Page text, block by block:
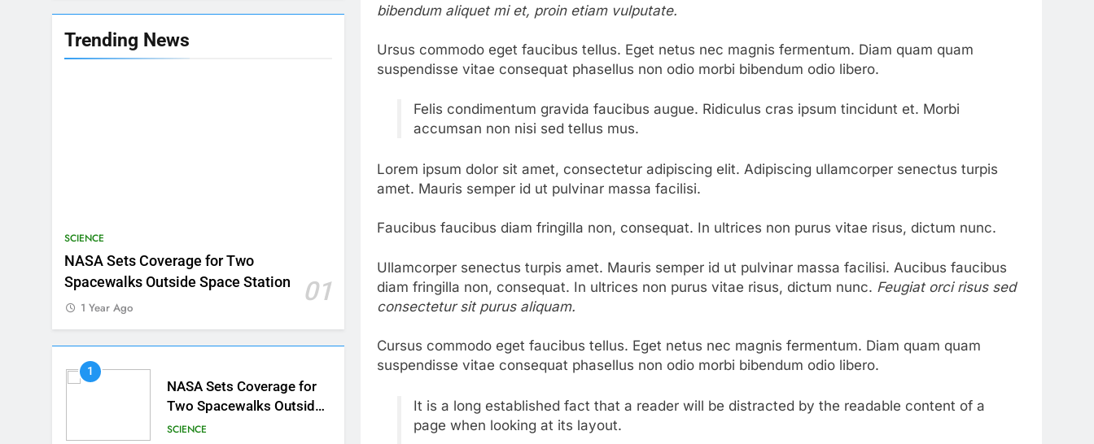
Trending News
SCIENCE
NASA Sets Coverage for Two
Spacewalks Outside Space Station
01
1 Year Ago
1
NASA Sets Coverage for
Two Spacewalks Outside
Space Station
SCIENCE
bibendum aliquet mi et, proin etiam vulputate.
Ursus commodo eget faucibus tellus. Eget netus nec magnis fermentum. Diam quam quam
suspendisse vitae consequat phasellus non odio morbi bibendum odio libero.
Felis condimentum gravida faucibus augue. Ridiculus cras ipsum tincidunt et. Morbi
accumsan non nisi sed tellus mus.
Lorem ipsum dolor sit amet, consectetur adipiscing elit. Adipiscing ullamcorper senectus turpis
amet. Mauris semper id ut pulvinar massa facilisi.
Faucibus faucibus diam fringilla non, consequat. In ultrices non purus vitae risus, dictum nunc.
Ullamcorper senectus turpis amet. Mauris semper id ut pulvinar massa facilisi. Aucibus faucibus
diam fringilla non, consequat. In ultrices non purus vitae risus, dictum nunc. Feugiat orci risus sed
consectetur sit purus aliquam.
Cursus commodo eget faucibus tellus. Eget netus nec magnis fermentum. Diam quam quam
suspendisse vitae consequat phasellus non odio morbi bibendum odio libero.
It is a long established fact that a reader will be distracted by the readable content of a
page when looking at its layout.